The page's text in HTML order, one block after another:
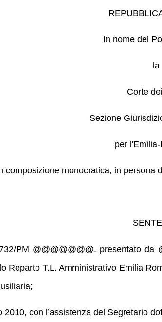
In nome del
la
Corte
Sezione
per
composizione monocratica, in persona
PM @@@@@@@. presentato da
Reparto T.L. Amministrativo Emilia
con l’assistenza del Segretario